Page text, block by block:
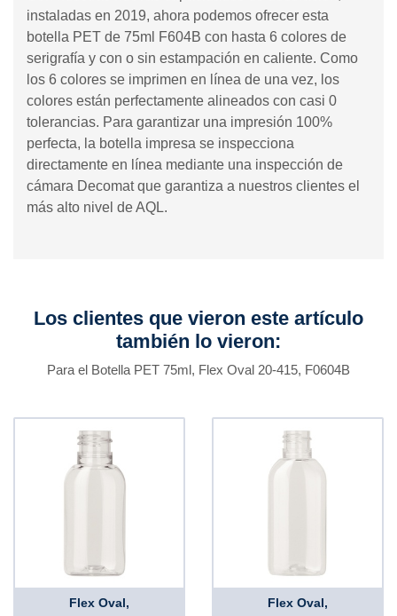
instaladas en 2019, ahora podemos ofrecer esta
botella PET de 75ml F604B con hasta 6 colores de
serigrafía y con o sin estampación en caliente. Como
los 6 colores se imprimen en línea de una vez, los
colores están perfectamente alineados con casi 0
tolerancias. Para garantizar una impresión 100%
perfecta, la botella impresa se inspecciona
directamente en línea mediante una inspección de
cámara Decomat que garantiza a nuestros clientes el
más alto nivel de AQL.
Los clientes que vieron este artículo
también lo vieron:
Para el Botella PET 75ml, Flex Oval 20-415, F0604B
Flex Oval,
Flex Oval,